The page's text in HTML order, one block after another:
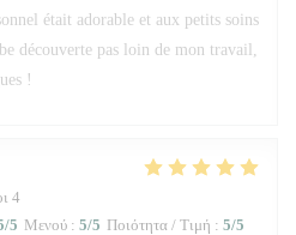
était adorable et aux petits soins
découverte pas loin de mon travail,
!
4
/5 Μενού : 5/5 Ποιότητα / Τιμή : 5/5